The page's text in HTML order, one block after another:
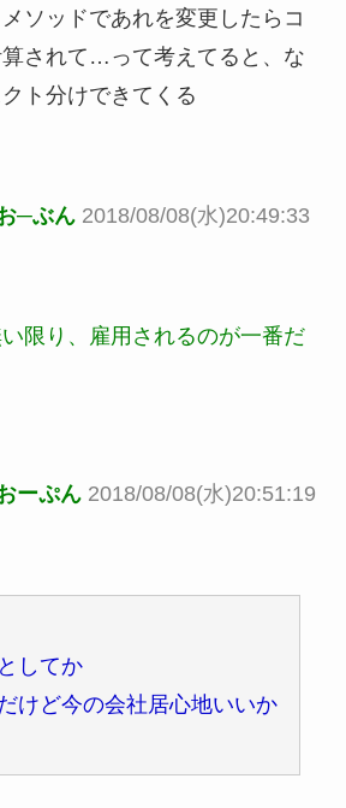
ソッドであれを変更したらコ
されて…って考えてると、な
ト分けできてくる
─ぶん 2018/08/08(水)20:49:33
限り、雇用されるのが一番だ
ーぷん 2018/08/08(水)20:51:19
してか
けど今の会社居心地いいか